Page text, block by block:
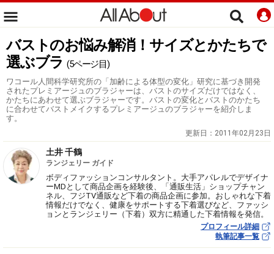
バストのお悩み解消！サイズとかたちで
選ぶブラ (5ページ目)
ワコール人間科学研究所の「加齢による体型の変化」研究に基づき開発
されたプレミアージュのブラジャーは、バストのサイズだけではなく、
かたちにあわせて選ぶブラジャーです。バストの変化とバストのかたち
に合わせてバストメイクするプレミアージュのブラジャーを紹介しま
す。
更新日： 2011年02月23日
土井 千鶴
ランジェリー ガイド
ボディファッションコンサルタント。大手アパレルでデザイナ
ーMDとして商品企画を経験後、「通販生活」ショップチャン
ネル、フジTV通販など下着の商品企画に参加。おしゃれな下着
情報だけでなく、健康をサポートする下着選びなど、ファッシ
ョンとランジェリー（下着）双方に精通した下着情報を発信。
プロフィール詳細
執筆記事一覧